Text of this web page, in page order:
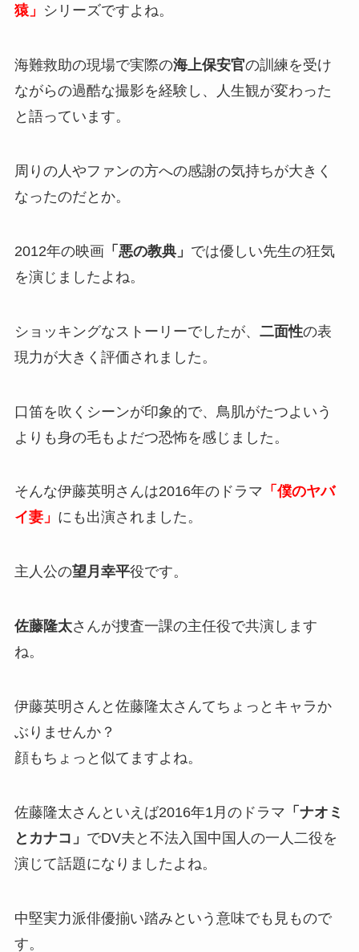
猿」 シリーズですよね。
海難救助の現場で実際の海上保安官の訓練を受け
ながらの過酷な撮影を経験し、人生観が変わった
と語っています。
周りの人やファンの方への感謝の気持ちが大きく
なったのだとか。
2012年の映画「悪の教典」 では優しい先生の狂気
を演じましたよね。
ショッキングなストーリーでしたが、 二面性の表
現力が大きく評価されました。
口笛を吹くシーンが印象的で、鳥肌がたつよいう
よりも身の毛もよだつ恐怖を感じました。
そんな伊藤英明さんは2016年のドラマ 「僕のヤバ
イ妻」 にも出演されました。
主人公の望月幸平役です。
佐藤隆太さんが捜査一課の主任役で共演します
ね。
伊藤英明さんと佐藤隆太さんてちょっとキャラか
ぶりませんか？
顔もちょっと似てますよね。
佐藤隆太さんといえば2016年1月のドラマ 「ナオミ
とカナコ」 でDV夫と不法入国中国人の一人二役を
演じて話題になりましたよね。
中堅実力派俳優揃い踏みという意味でも見もので
す。